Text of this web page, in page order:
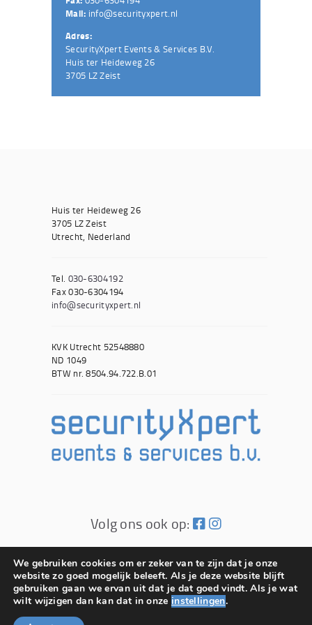
Mail: info@securityxpert.nl
Adres:
SecurityXpert Events & Services B.V.
Huis ter Heideweg 26
3705 LZ Zeist
Huis ter Heideweg 26
3705 LZ Zeist
Utrecht, Nederland
Tel. 030-6304192
Fax 030-6304194
info@securityxpert.nl
KVK Utrecht 52548880
ND 1049
BTW nr. 8504.94.722.B.01
Volg ons ook op:
© SecurityXpert 2026
Website door 2BeFresh
We gebruiken cookies om er zeker van te zijn dat je onze
website zo goed mogelijk beleeft. Als je deze website blijft
gebruiken gaan we ervan uit dat je dat goed vindt. Als je wat
wilt wijzigen dan kan dat in onze instellingen.